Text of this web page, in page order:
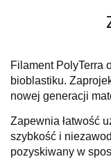
Filament PolyTerra
bioblastiku.
nowej generacji
Zapewnia łatwość
szybkość i
pozyskiwany w